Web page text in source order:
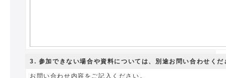
3. 参加できない場合や資料については、別途お問い合わせくだ
お問い合わせ内容をご記入ください。